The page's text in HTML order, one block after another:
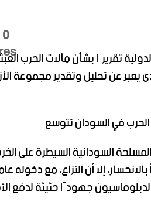
0
تقريرََا بشأن مآلات الحرب
يعبر عن تحليل وتقدير مجموعة
في السودان تتوسع
السودانية السيطرة على
إلا أن النزاع، مع دخوله
جهودًا حثيثة لدفع